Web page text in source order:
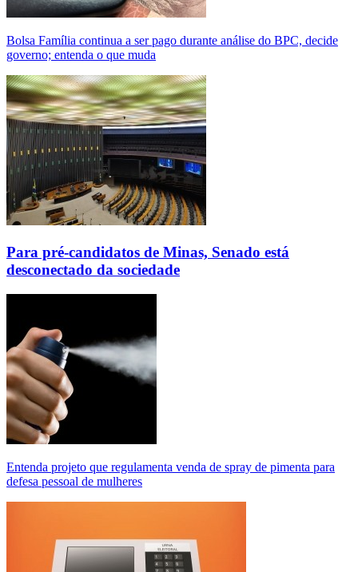
Bolsa Família continua a ser pago durante análise do BPC, decide
governo; entenda o que muda
Para pré-candidatos de Minas, Senado está
desconectado da sociedade
Entenda projeto que regulamenta venda de spray de pimenta para
defesa pessoal de mulheres